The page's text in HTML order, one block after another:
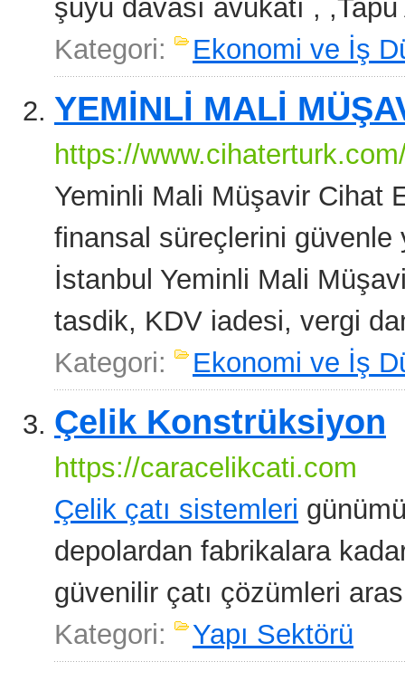
şuyu davası avukatı ,
Kategori:
Ekonomi ve İş
YEMİNLİ MALİ
https://
Yeminli Mali Müşavir Cihat
finansal süreçlerini
İstanbul Yeminli Mali
tasdik, KDV iadesi, vergi
Kategori:
Ekonomi ve İş
Çelik Konstrüksiyon
https://caracelikcati.com
Çelik çatı sistemleri
depolardan fabrikalara
güvenilir çatı çözümleri
Kategori:
Yapı Sektörü